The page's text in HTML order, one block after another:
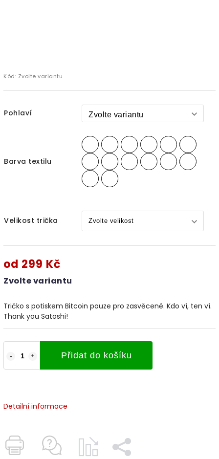
Kód: Zvolte variantu
Pohlaví
Barva textilu
Velikost trička
od 299 Kč
Zvolte variantu
Přidat do košíku
Tričko s potiskem Bitcoin pouze pro zasvěcené. Kdo ví, ten ví.
Thank you Satoshi!
Detailní informace